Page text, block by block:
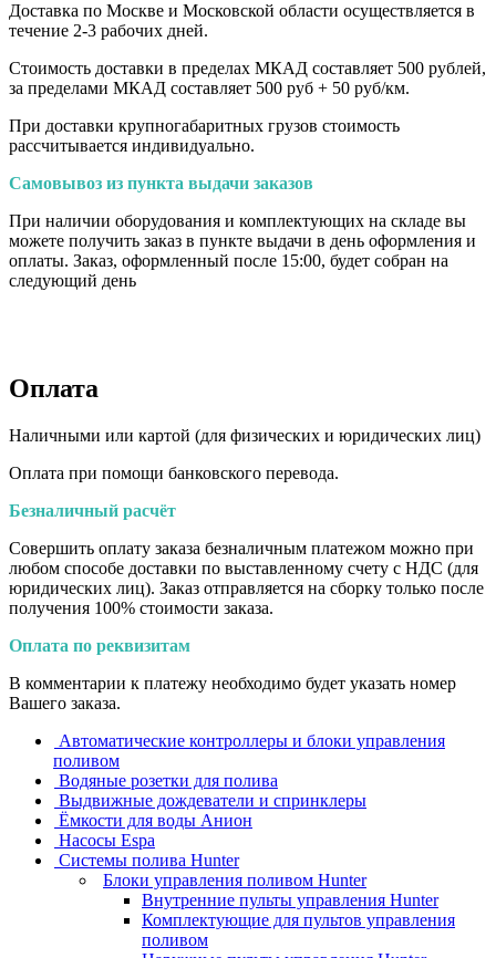
Доставка по Москве и Московской области осуществляется в
течение 2-3 рабочих дней.
Стоимость доставки в пределах МКАД составляет 500 рублей,
за пределами МКАД составляет 500 руб + 50 руб/км.
При доставки крупногабаритных грузов стоимость
рассчитывается индивидуально.
Самовывоз из пункта выдачи заказов
При наличии оборудования и комплектующих на складе вы
можете получить заказ в пункте выдачи в день оформления и
оплаты. Заказ, оформленный после 15:00, будет собран на
следующий день
Оплата
Наличными или картой (для физических и юридических лиц)
Оплата при помощи банковского перевода.
Безналичный расчёт
Совершить оплату заказа безналичным платежом можно при
любом способе доставки по выставленному счету с НДС (для
юридических лиц). Заказ отправляется на сборку только после
получения 100% стоимости заказа.
Оплата по реквизитам
В комментарии к платежу необходимо будет указать номер
Вашего заказа.
Автоматические контроллеры и блоки управления
поливом
Водяные розетки для полива
Выдвижные дождеватели и спринклеры
Ёмкости для воды Анион
Насосы Espa
Системы полива Hunter
Блоки управления поливом Hunter
Внутренние пульты управления Hunter
Комплектующие для пультов управления
поливом